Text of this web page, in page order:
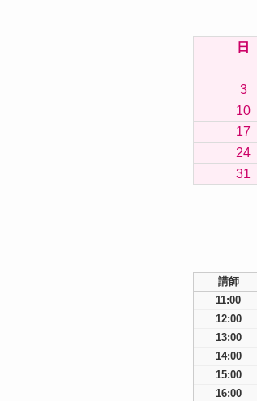
日
3
10
17
24
31
講師
11:00
12:00
13:00
14:00
15:00
16:00